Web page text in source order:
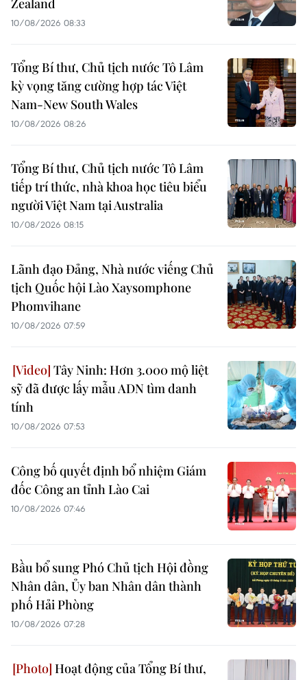
10/08/2026 08:33
Tổng Bí thư, Chủ tịch nước Tô Lâm
kỳ vọng tăng cường hợp tác Việt
Nam-New South Wales
10/08/2026 08:26
Tổng Bí thư, Chủ tịch nước Tô Lâm
tiếp trí thức, nhà khoa học tiêu biểu
người Việt Nam tại Australia
10/08/2026 08:15
Lãnh đạo Đảng, Nhà nước viếng Chủ
tịch Quốc hội Lào Xaysomphone
Phomvihane
10/08/2026 07:59
Tây Ninh: Hơn 3.000 mộ liệt
sỹ đã được lấy mẫu ADN tìm danh
tính
10/08/2026 07:53
Công bố quyết định bổ nhiệm Giám
đốc Công an tỉnh Lào Cai
10/08/2026 07:46
Bầu bổ sung Phó Chủ tịch Hội đồng
Nhân dân, Ủy ban Nhân dân thành
phố Hải Phòng
10/08/2026 07:28
Hoạt động của Tổng Bí thư,